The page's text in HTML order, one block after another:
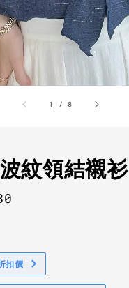
1 / 8
紋領結襯衫
扣價